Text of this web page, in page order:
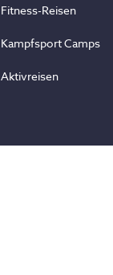
Fitness-Reisen
Kampfsport Camps
Aktivreisen